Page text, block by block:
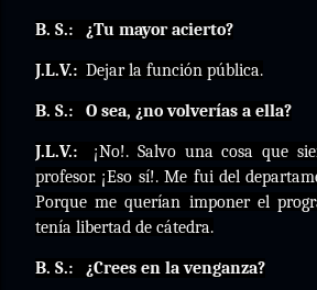
B. S.: ¿Tu mayor acierto?
J.L.V.: Dejar la función pública.
B. S.: O sea, ¿no volverías a ella?
J.L.V.:
¡No!. Salvo una cosa que
profesor. ¡Eso sí!. Me fui del
Porque me querían imponer el
tenía libertad de cátedra.
B. S.: ¿Crees en la venganza?